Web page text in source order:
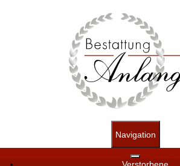
Navigation